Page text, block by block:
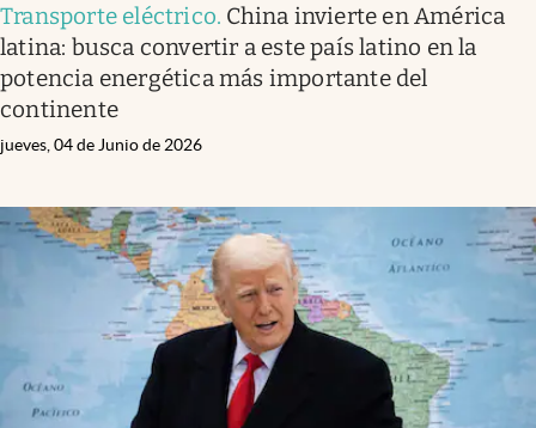
Transporte eléctrico. China invierte en América
latina: busca convertir a este país latino en la
potencia energética más importante del
continente
jueves, 04 de Junio de 2026